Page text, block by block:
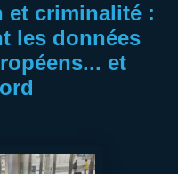
et criminalité :
les données
et